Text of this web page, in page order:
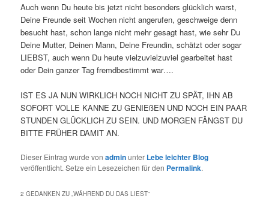
Auch wenn Du heute bis jetzt nicht besonders glücklich warst,
Deine Freunde seit Wochen nicht angerufen, geschweige denn
besucht hast, schon lange nicht mehr gesagt hast, wie sehr Du
Deine Mutter, Deinen Mann, Deine Freundin, schätzt oder sogar
LIEBST, auch wenn Du heute vielzuvielzuviel gearbeitet hast
oder Dein ganzer Tag fremdbestimmt war….
IST ES JA NUN WIRKLICH NOCH NICHT ZU SPÄT, IHN AB
SOFORT VOLLE KANNE ZU GENIEßEN UND NOCH EIN PAAR
STUNDEN GLÜCKLICH ZU SEIN. UND MORGEN FÄNGST DU
BITTE FRÜHER DAMIT AN.
Dieser Eintrag wurde vonadminunter Lebe leichter Blog
veröffentlicht. Setze ein Lesezeichen für den Permalink.
2 GEDANKEN ZU „WÄHREND DU DAS LIEST“